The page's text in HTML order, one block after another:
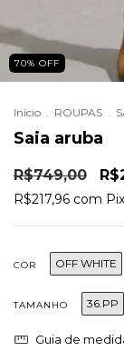
70% OFF
Início . ROUPAS .
Saia aruba
R$749,00
R$217,96 com Pix
COR OFF WHITE
TAMANHO 36.PP
Guia de